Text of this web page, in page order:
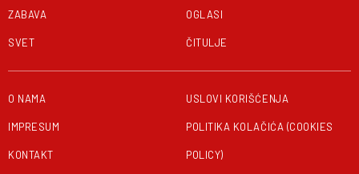
ZABAVA
SVET
OGLASI
ČITULJE
O NAMA
IMPRESUM
KONTAKT
USLOVI KORIŠĆENJA
POLITIKA KOLAČIĆA (COOKIES
POLICY)